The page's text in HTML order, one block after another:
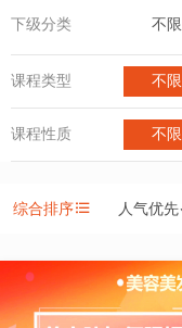
下级分类 不限
课程类型 不限
课程性质 不限
综合排序 人气优先